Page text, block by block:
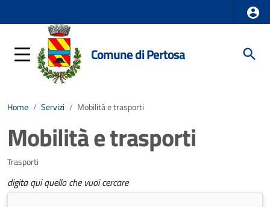
Comune di Pertosa
Home / Servizi / Mobilità e trasporti
Mobilità e trasporti
Trasporti
digita qui quello che vuoi cercare